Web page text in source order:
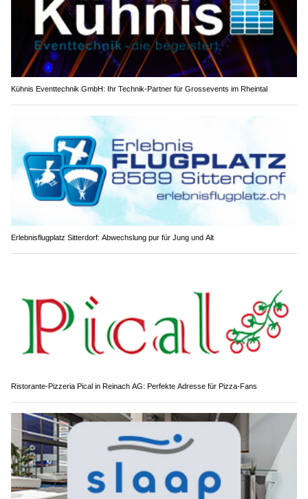
Kühnis Eventtechnik GmbH: Ihr Technik-Partner für Grossevents im Rheintal
Erlebnisflugplatz Sitterdorf: Abwechslung pur für Jung und Alt
Ristorante-Pizzeria Pical in Reinach AG: Perfekte Adresse für Pizza-Fans